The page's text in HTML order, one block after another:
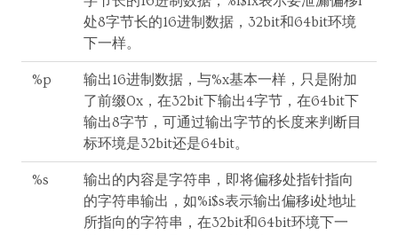
处8字节长的16进制数据，32bit和64bit环境
下一样。
%p
输出16进制数据，与%x基本一样，只是附加
了前缀0x，在32bit下输出4字节，在64bit下
输出8字节，可通过输出字节的长度来判断目
标环境是32bit还是64bit。
%s
输出的内容是字符串，即将偏移处指针指向
的字符串输出，如%i$s表示输出偏移i处地址
所指向的字符串，在32bit和64bit环境下一